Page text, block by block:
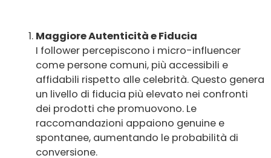
Maggiore Autenticità e Fiducia
I follower percepiscono i micro-influencer
come persone comuni, più accessibili e
affidabili rispetto alle celebrità. Questo genera
un livello di fiducia più elevato nei confronti
dei prodotti che promuovono. Le
raccomandazioni appaiono genuine e
spontanee, aumentando le probabilità di
conversione.